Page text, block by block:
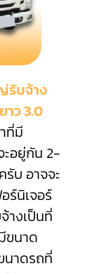
รับจ้าง
าว 3.0
ที่มี
อยู่กัน 2-
รับ อาจจะ
ร์นิเจอร์
างเป็นที่
ขนาด
นาดรถที่